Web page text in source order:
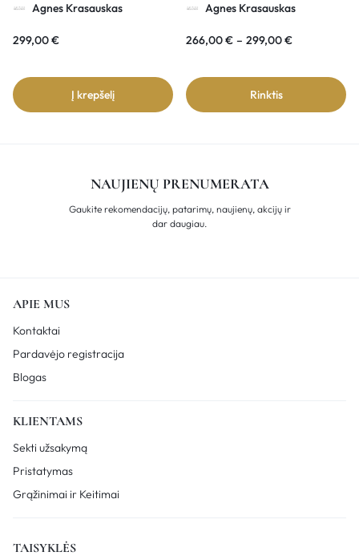
Agnes Krasauskas
299,00€
Į krepšelį
Agnes Krasauskas
266,00€ – 299,00€
Rinktis
NAUJIENŲ PRENUMERATA
Gaukite rekomendacijų, patarimų, naujienų, akcijų ir
dar daugiau.
APIE MUS
Kontaktai
Pardavėjo registracija
Blogas
KLIENTAMS
Sekti užsakymą
Pristatymas
Grąžinimai ir Keitimai
TAISYKLĖS